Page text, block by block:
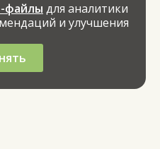
файлы для аналитики
и улучшения